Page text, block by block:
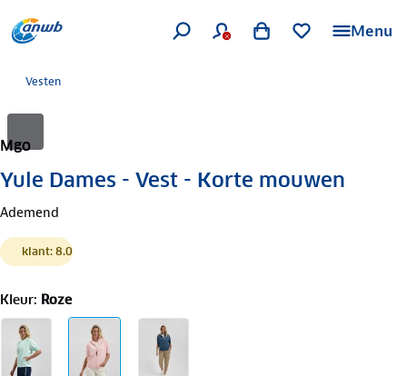
Menu
Vesten
Mgo
Yule Dames - Vest - Korte mouwen
Ademend
klant: 8.0
Kleur: Roze